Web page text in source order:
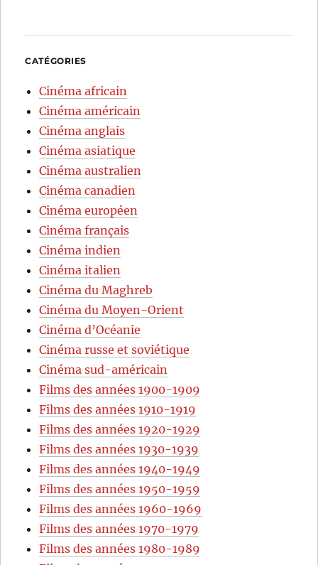
CATÉGORIES
Cinéma africain
Cinéma américain
Cinéma anglais
Cinéma asiatique
Cinéma australien
Cinéma canadien
Cinéma européen
Cinéma français
Cinéma indien
Cinéma italien
Cinéma du Maghreb
Cinéma du Moyen-Orient
Cinéma d’Océanie
Cinéma russe et soviétique
Cinéma sud-américain
Films des années 1900-1909
Films des années 1910-1919
Films des années 1920-1929
Films des années 1930-1939
Films des années 1940-1949
Films des années 1950-1959
Films des années 1960-1969
Films des années 1970-1979
Films des années 1980-1989